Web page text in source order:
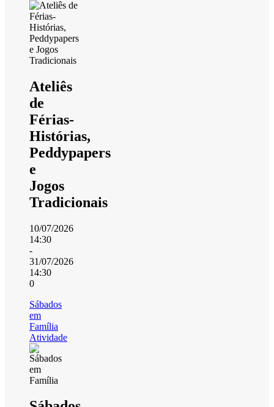
Ateliês
de
Férias-
Histórias,
Peddypapers
e
Jogos
Tradicionais
10/07/2026
14:30
-
31/07/2026
14:30
0
Sábados
em
Família
Atividade